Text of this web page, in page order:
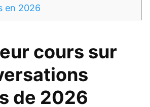
en 2026
cours sur
de 2026